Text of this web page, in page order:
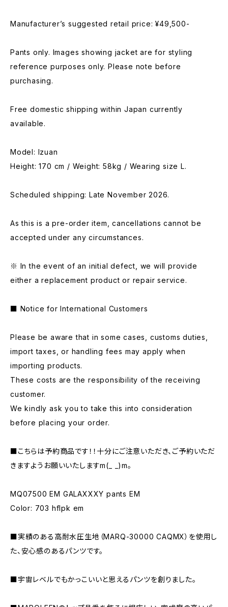
Manufacturer’s suggested retail price: ¥49,500-
Pants only. Images showing jacket are for styling
reference purposes only. Please note before
purchasing.
Free domestic shipping within Japan currently
available.
Model: Izuan
Height: 170 cm / Weight: 58kg / Wearing size L.
Scheduled shipping: Late November 2026.
As this is a pre-order item, cancellations cannot be
accepted under any circumstances.
※ In the event of an initial defect, we will provide
either a replacement product or repair service.
■ Notice for International Customers
Please be aware that in some cases, customs duties,
import taxes, or handling fees may apply when
importing products.
These costs are the responsibility of the receiving
customer.
We kindly ask you to take this into consideration
before placing your order.
■こちらは予約商品です！！十分にご注意いただき、ご予約いただ
きますようお願いいたしますm(_ _)m。
MQ07500 EM GALAXXXY pants EM
Color: 703 hflpk em
■実績のある高耐水圧生地（MARQ-30000 CAQMX）を使用し
た、安心感のあるパンツです。
■宇宙レベルでもかっこいいと思えるパンツを創りました。